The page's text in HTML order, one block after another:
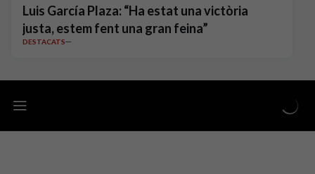
Luis García Plaza: “Ha estat una victòria
justa, estem fent una gran feina”
DESTACATS